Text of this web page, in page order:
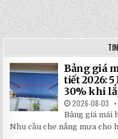
Bảng giá
tiết 2026:
30% khi
2026-08-03
Bảng giá mái
Nhu cầu che nắng mưa cho